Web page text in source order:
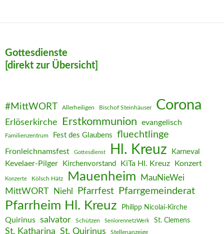
Gottesdienste
[direkt zur Übersicht]
#MittWORT Allerheiligen Bischof Steinhäuser Corona
Erlöserkirche Erstkommunion evangelisch
Familienzentrum Fest des Glaubens fluechtlinge
Fronleichnamsfest Gottesdienst Hl. Kreuz Karneval
Kevelaer-Pilger Kirchenvorstand KiTa Hl. Kreuz Konzert
Konzerte Kölsch Hätz Mauenheim MauNieWei
MittWORT Niehl Pfarrfest Pfarrgemeinderat
Pfarrheim Hl. Kreuz Philipp Nicolai-Kirche
Quirinus salvator Schützen SeniorennetzWerk St. Clemens
St. Katharina St. Quirinus Stellenanzeige